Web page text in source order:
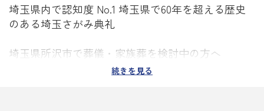
埼玉県内で認知度 No.1 埼玉県で60年を超える歴史
のある埼玉さがみ典礼
埼玉県所沢市で葬儀・家族葬を検討中の方へ
所沢市での葬儀・葬式・家族葬・社葬は、創業60年
続きを見る